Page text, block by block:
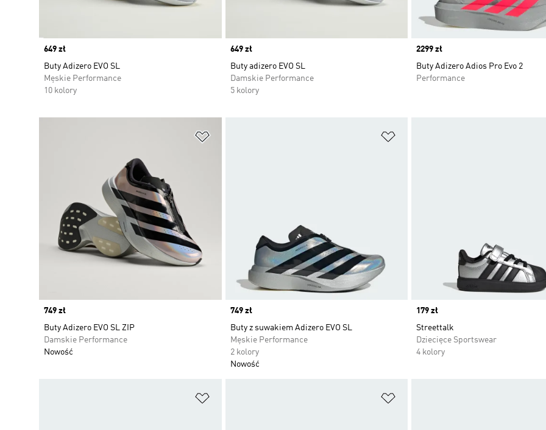
Price
649 zł
Buty Adizero EVO SL
Męskie Performance
10 kolory
Price
649 zł
Buty adizero EVO SL
Damskie Performance
5 kolory
Price
2299 zł
Buty Adizero Adios Pro Evo 2
Performance
Price
749 zł
Buty Adizero EVO SL ZIP
Damskie Performance
Nowość
Price
749 zł
Buty z suwakiem Adizero EVO SL
Męskie Performance
2 kolory
Nowość
Price
179 zł
Streettalk
Dziecięce Sportswear
4 kolory